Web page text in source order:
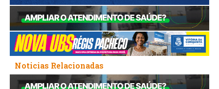
Noticias Relacionadas